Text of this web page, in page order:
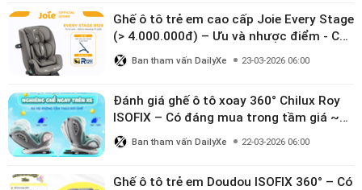
Ghế ô tô trẻ em cao cấp Joie Every Stage
(> 4.000.000đ) – Ưu và nhược điểm - Có
đáng đầu tư cho bé từ 0–12 tuổi?
Ban tham vấn DailyXe 23-03-2026 06:00
Đánh giá ghế ô tô xoay 360° Chilux Roy
ISOFIX – Có đáng mua trong tầm giá ~3
triệu
Ban tham vấn DailyXe 22-03-2026 06:00
Ghế ô tô trẻ em Doudou ISOFIX 360° – Có